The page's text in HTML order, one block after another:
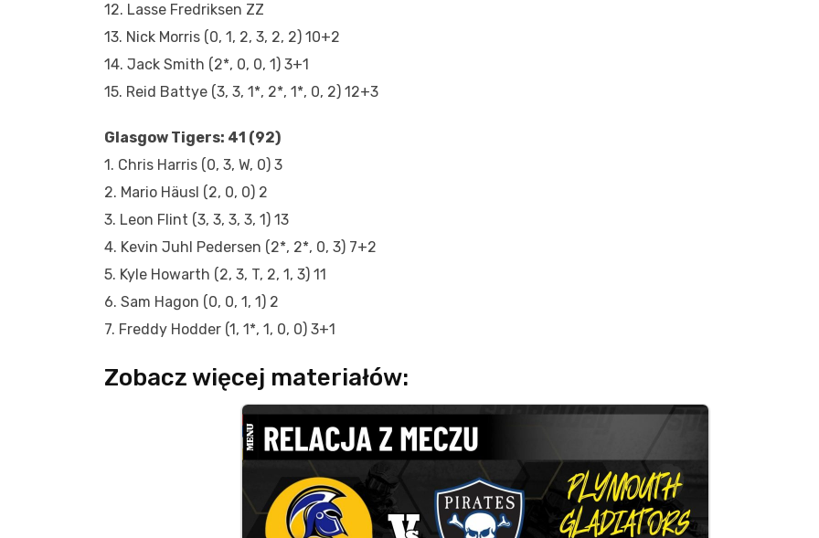
12. Lasse Fredriksen ZZ
13. Nick Morris (0, 1, 2, 3, 2, 2) 10+2
14. Jack Smith (2*, 0, 0, 1) 3+1
15. Reid Battye (3, 3, 1*, 2*, 1*, 0, 2) 12+3
Glasgow Tigers: 41 (92)
1. Chris Harris (0, 3, W, 0) 3
2. Mario Häusl (2, 0, 0) 2
3. Leon Flint (3, 3, 3, 3, 1) 13
4. Kevin Juhl Pedersen (2*, 2*, 0, 3) 7+2
5. Kyle Howarth (2, 3, T, 2, 1, 3) 11
6. Sam Hagon (0, 0, 1, 1) 2
7. Freddy Hodder (1, 1*, 1, 0, 0) 3+1
Zobacz więcej materiałów: